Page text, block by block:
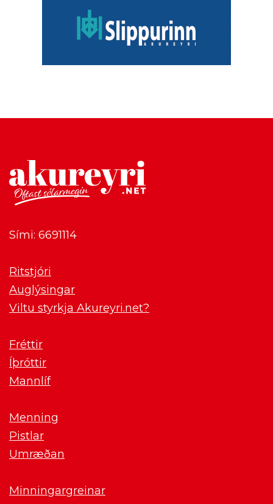
Sími: 6691114
Ritstjóri
Auglýsingar
Viltu styrkja Akureyri.net?
Fréttir
Íþróttir
Mannlíf
Menning
Pistlar
Umræðan
Minningargreinar